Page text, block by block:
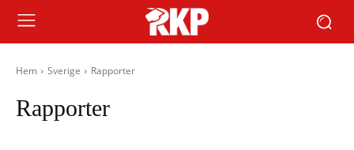
Hem Sverige Rapporter
Rapporter